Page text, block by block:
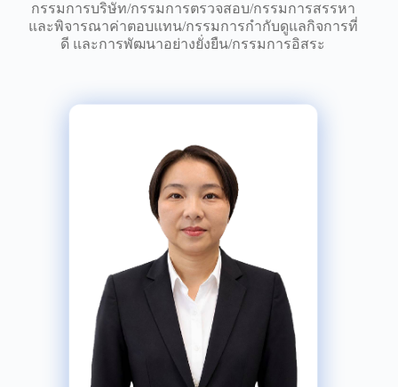
กรรมการบริษัท/กรรมการตรวจสอบ/กรรมการสรรหา
และพิจารณาค่าตอบแทน/กรรมการกำกับดูแลกิจการที่
ดี และการพัฒนาอย่างยั่งยืน/กรรมการอิสระ